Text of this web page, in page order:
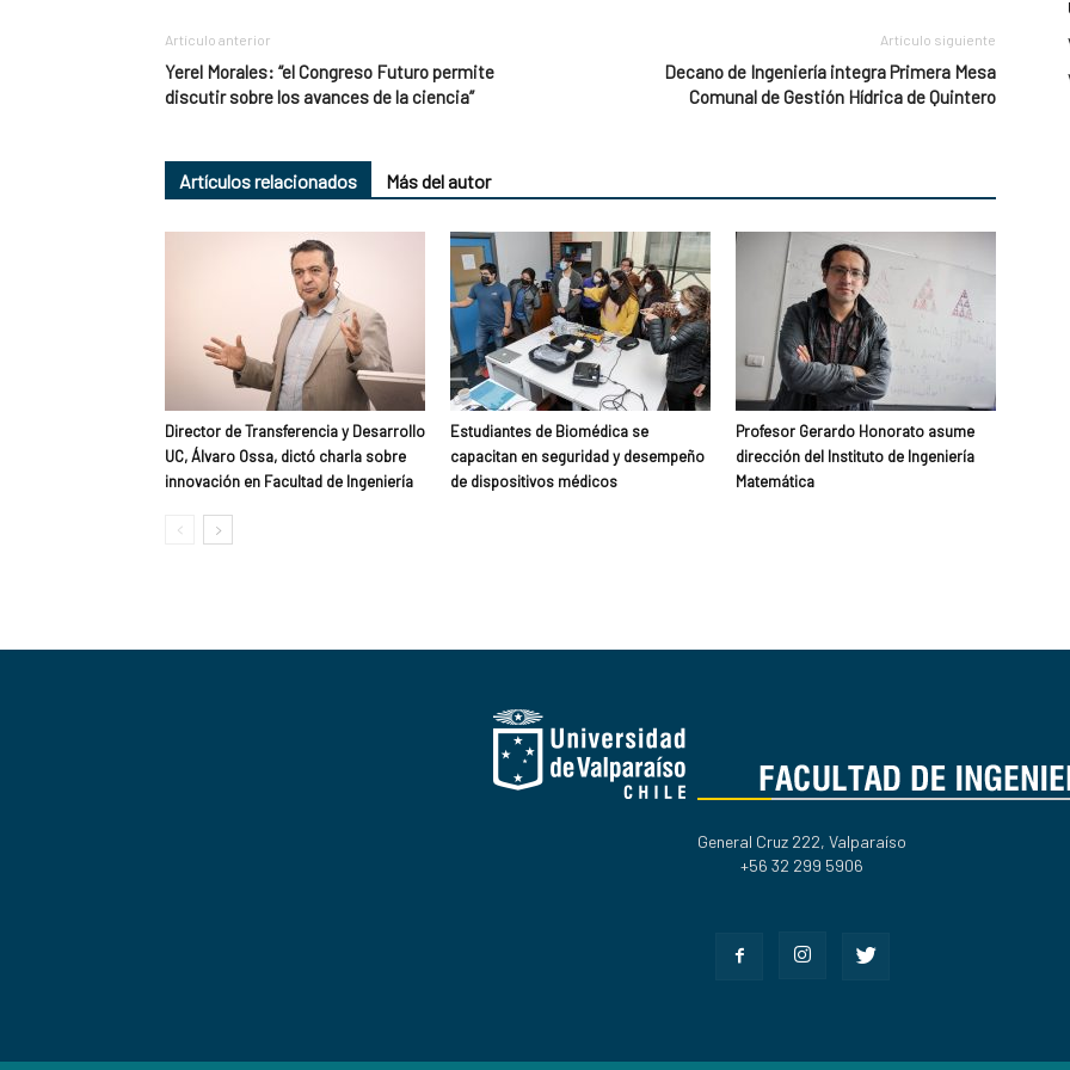
Artículo anterior
Yerel Morales: “el Congreso Futuro permite
discutir sobre los avances de la ciencia”
Artículo siguiente
Decano de Ingeniería integra Primera Mesa
Comunal de Gestión Hídrica de Quintero
Artículos relacionados Más del autor
Director de Transferencia y Desarrollo
UC, Álvaro Ossa, dictó charla sobre
innovación en Facultad de Ingeniería
Estudiantes de Biomédica se
capacitan en seguridad y desempeño
de dispositivos médicos
Profesor Gerardo Honorato asume
dirección del Instituto de Ingeniería
Matemática
General Cruz 222, Valparaíso
+56 32 299 5906